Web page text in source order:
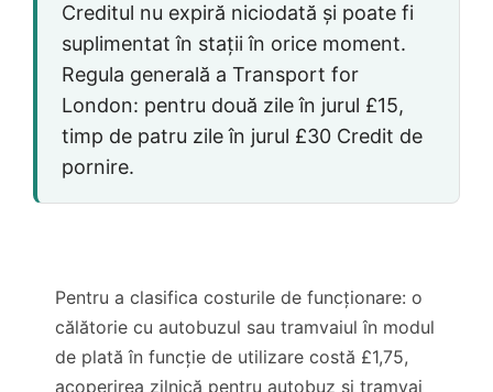
Creditul nu expiră niciodată și poate fi
suplimentat în stații în orice moment.
Regula generală a Transport for
London: pentru două zile în jurul £15,
timp de patru zile în jurul £30 Credit de
pornire.
Pentru a clasifica costurile de funcționare: o
călătorie cu autobuzul sau tramvaiul în modul
de plată în funcție de utilizare costă £1,75,
acoperirea zilnică pentru autobuz și tramvai